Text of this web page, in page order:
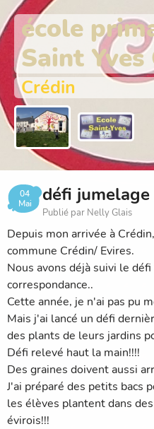
école
Saint Yves
Crédin
04
Mai
défi
Publié par Nelly Glais
Depuis mon arrivée à
commune Crédin/ Evires.
Nous avons déjà suivi le
correspondance..
Cette année, je n'ai pas pu
Mais j'ai lancé un défi
des plants de leurs jardins
Défi relevé haut la main!!!!
Des graines doivent aussi
J'ai préparé des petits bacs
les élèves plantent dans
évirois!!!